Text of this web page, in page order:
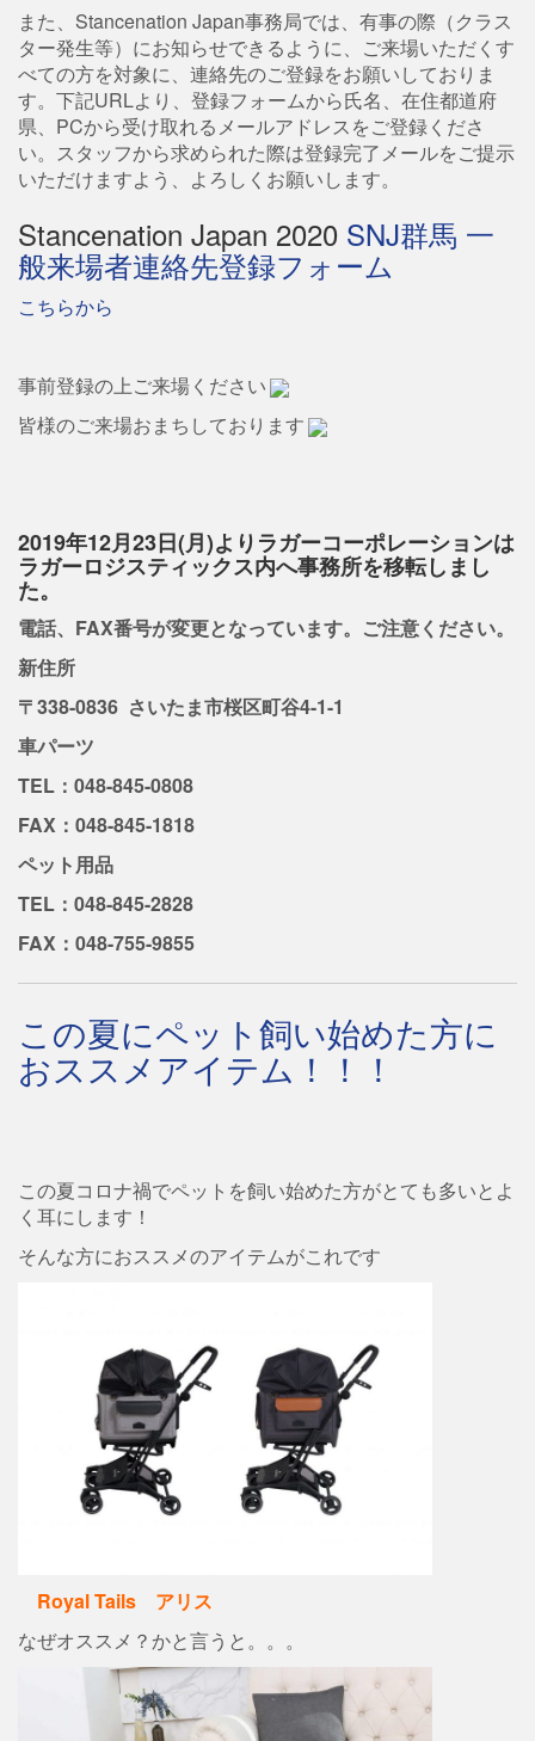
また、Stancenation Japan事務局では、有事の際（クラス
ター発生等）にお知らせできるように、ご来場いただくす
べての方を対象に、連絡先のご登録をお願いしておりま
す。下記URLより、登録フォームから氏名、在住都道府
県、PCから受け取れるメールアドレスをご登録くださ
い。スタッフから求められた際は登録完了メールをご提示
いただけますよう、よろしくお願いします。
Stancenation Japan 2020 SNJ群馬 一
般来場者連絡先登録フォーム
こちらから
事前登録の上ご来場ください
皆様のご来場おまちしております
2019年12月23日(月)よりラガーコーポレーションは
ラガーロジスティックス内へ事務所を移転しまし
た。
電話、FAX番号が変更となっています。ご注意ください。
新住所
〒338-0836 さいたま市桜区町谷4-1-1
車パーツ
TEL：048-845-0808
FAX：048-845-1818
ペット用品
TEL：048-845-2828
FAX：048-755-9855
この夏にペット飼い始めた方に
おススメアイテム！！！
この夏コロナ禍でペットを飼い始めた方がとても多いとよ
く耳にします！
そんな方におススメのアイテムがこれです
Royal Tails アリス
なぜオススメ？かと言うと。。。